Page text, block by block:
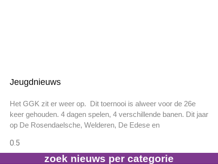
Jeugdnieuws
Het GGK zit er weer op. Dit toernooi is alweer voor de 26e
keer gehouden. 4 dagen spelen, 4 verschillende banen. Dit jaar
op De Rosendaelsche, Welderen, De Edese en
zoek nieuws per categorie